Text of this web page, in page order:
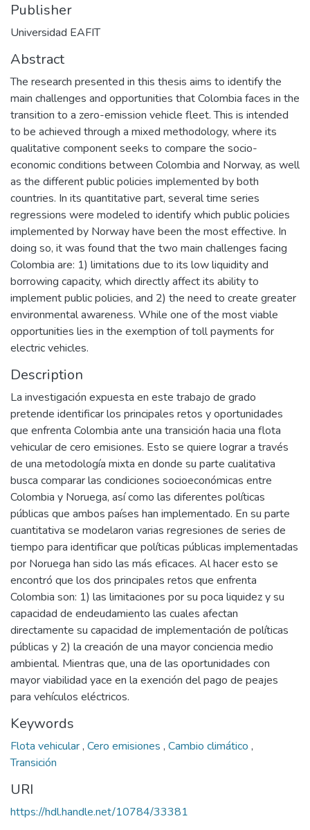
Publisher
Universidad EAFIT
Abstract
The research presented in this thesis aims to identify the
main challenges and opportunities that Colombia faces in the
transition to a zero-emission vehicle fleet. This is intended
to be achieved through a mixed methodology, where its
qualitative component seeks to compare the socio-
economic conditions between Colombia and Norway, as well
as the different public policies implemented by both
countries. In its quantitative part, several time series
regressions were modeled to identify which public policies
implemented by Norway have been the most effective. In
doing so, it was found that the two main challenges facing
Colombia are: 1) limitations due to its low liquidity and
borrowing capacity, which directly affect its ability to
implement public policies, and 2) the need to create greater
environmental awareness. While one of the most viable
opportunities lies in the exemption of toll payments for
electric vehicles.
Description
La investigación expuesta en este trabajo de grado
pretende identificar los principales retos y oportunidades
que enfrenta Colombia ante una transición hacia una flota
vehicular de cero emisiones. Esto se quiere lograr a través
de una metodología mixta en donde su parte cualitativa
busca comparar las condiciones socioeconómicas entre
Colombia y Noruega, así como las diferentes políticas
públicas que ambos países han implementado. En su parte
cuantitativa se modelaron varias regresiones de series de
tiempo para identificar que políticas públicas implementadas
por Noruega han sido las más eficaces. Al hacer esto se
encontró que los dos principales retos que enfrenta
Colombia son: 1) las limitaciones por su poca liquidez y su
capacidad de endeudamiento las cuales afectan
directamente su capacidad de implementación de políticas
públicas y 2) la creación de una mayor conciencia medio
ambiental. Mientras que, una de las oportunidades con
mayor viabilidad yace en la exención del pago de peajes
para vehículos eléctricos.
Keywords
Flota vehicular, Cero emisiones , Cambio climático ,
Transición
URI
https://hdl.handle.net/10784/33381